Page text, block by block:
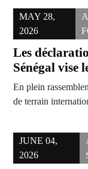
MAY 28,
2026
Les
Sénégal vise
En plein
de terrain
JUNE 04,
2026